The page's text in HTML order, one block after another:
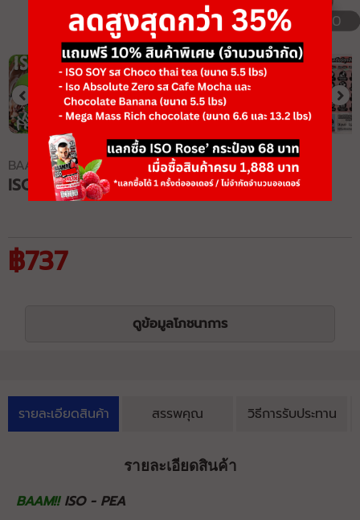
1/10
BAAM!!
ISO PEA
฿737
ดูข้อมูลโภชนาการ
รายละเอียดสินค้า สรรพคุณ วิธีการรับประทาน
รายละเอียดสินค้า
BAAM!!ISO - PEA